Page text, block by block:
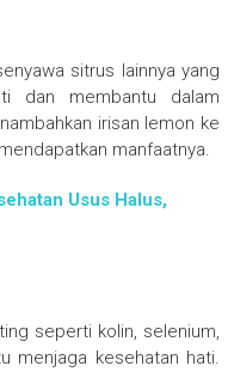
sitrus lainnya yang
dan membantu dalam
irisan lemon ke
manfaatnya.
Usus Halus,
seperti kolin, selenium,
menjaga kesehatan hati.